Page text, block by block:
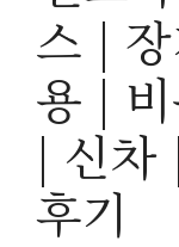
스 |
용 |
| 신차
후기